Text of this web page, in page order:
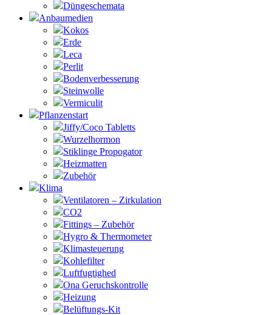
Düngeschemata
Anbaumedien
Kokos
Erde
Leca
Perlit
Bodenverbesserung
Steinwolle
Vermiculit
Pflanzenstart
Jiffy/Coco Tabletts
Wurzelhormon
Stiklinge Propogator
Heizmatten
Zubehör
Klima
Ventilatoren – Zirkulation
CO2
Fittings – Zubehör
Hygro & Thermometer
Klimasteuerung
Kohlefilter
Luftfugtighed
Ona Geruchskontrolle
Heizung
Belüftungs-Kit